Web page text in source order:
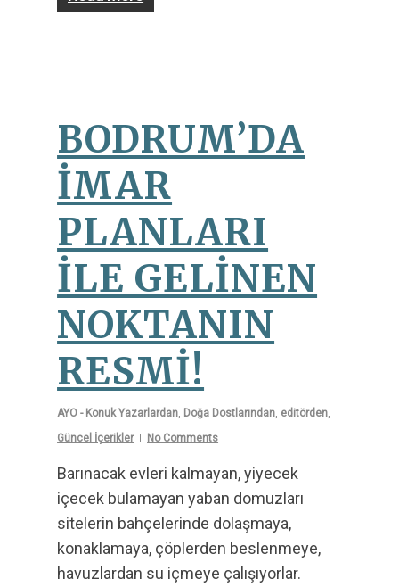
BODRUM’DA
İMAR
PLANLARI
İLE GELİNEN
NOKTANIN
RESMİ!
AYO - Konuk Yazarlardan Doğa Dostlarından editörden
Güncel İçerikler
No Comments
Barınacak evleri kalmayan, yiyecek
içecek bulamayan yaban domuzları
sitelerin bahçelerinde dolaşmaya,
konaklamaya, çöplerden beslenmeye,
havuzlardan su içmeye çalışıyorlar.